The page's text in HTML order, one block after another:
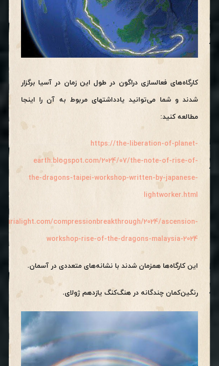
کارگاه‌های فعالسازی دراگون در طول این زمان در آسیا برگزار
شدند و شما می‌توانید یادداشتهای مربوط به آن را اینجا
مطالعه کنید:
https://the-liberation-of-planet-
earth.blogspot.com/2024/07/the-note-of-rise-of-
the-dragons-taipei-workshop-written-by-japanese-
lightworker.html
compressionbreakthrough/2024/ascension-
workshop-rise-of-the-dragons-malaysia-2024
این کارگاه‌ها همزمان شدند با نشانه‌های متعددی در آسمان.
رنگین‌کمان چندگانه در هنگ‌کنگ یازدهم ژولای.